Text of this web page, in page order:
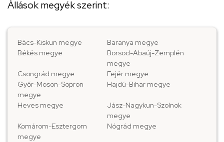
Állások megyék szerint:
Bács-Kiskun megye
Baranya megye
Békés megye
Borsod-Abaúj-Zemplén
megye
Csongrád megye
Fejér megye
Győr-Moson-Sopron
megye
Hajdú-Bihar megye
Heves megye
Jász-Nagykun-Szolnok
megye
Komárom-Esztergom
megye
Nógrád megye